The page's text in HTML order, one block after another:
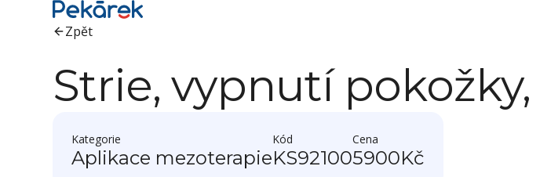
Zpět
Strie, vypnutí
Kategorie
Aplikace mezoterapie
Kód
KS92100
Cena
5900Kč